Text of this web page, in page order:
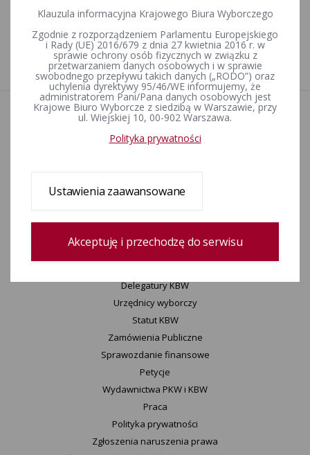
1
Aktualności
Informacje
Wyjaśnienia, stanowiska, komunikaty
Archiwum
KBW
Informacje KBW
Delegatury ​KBW
Urzędnicy wyborczy
Statut K​BW
Zamówienia Publiczne
Sprawozdanie finansowe
Petycje
Wydawnictwa PKW i KBW
Praca
Polityka prywatności
Zgłoszenia naruszenia prawa
Klauzula informacyjna Krajowego Biura Wyborczego
Zgodnie z rozporządzeniem Parlamentu Europejskiego
i Rady (UE) 2016/679 z dnia 27 kwietnia 2016 r. w
sprawie ochrony osób fizycznych w związku z
przetwarzaniem danych osobowych i w sprawie
swobodnego przepływu takich danych („RODO”) oraz
uchylenia dyrektywy 95/46/WE informujemy, że
administratorem Pani/Pana danych osobowych jest
Krajowe Biuro Wyborcze z siedzibą w Warszawie, przy
ul. Wiejskiej 10, 00-902 Warszawa.
Polityka prywatności
Ustawienia zaawansowane
Akceptuję i przechodzę do serwisu